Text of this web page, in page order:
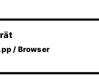
/ Browser